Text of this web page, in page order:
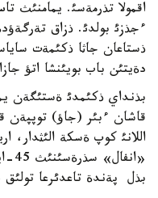
اقمولا تذرمةسئ. يمامنئث
ءجذزئ بولدئ. ذزاق
ذستاعان جاثا ذكئمةت
دةيتئن باب بويئنشا اتؤ
بذنداي ذكئمدئ ةستئگةن
قاشان ءبئر (جاؤ) توپپةن
اللانئ كوپ ةسكة الئثدار،
بذل پةندة تاعدئرعا تولئق